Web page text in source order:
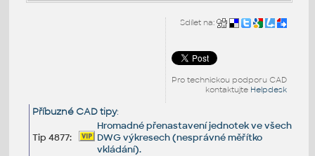
Sdílet na:
Pro technickou podporu CAD
kontaktujte Helpdesk
Příbuzné CAD tipy:
Tip 4877:
Hromadné přenastavení jednotek ve všech
DWG výkresech (nesprávné měřítko
vkládání).